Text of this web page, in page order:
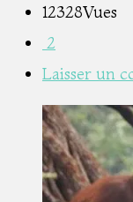
12328Vues
2
Laisser un